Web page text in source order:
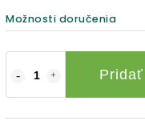
Možnosti doručenia